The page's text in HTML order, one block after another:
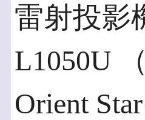
雷射投影
L1050U
Orient Star